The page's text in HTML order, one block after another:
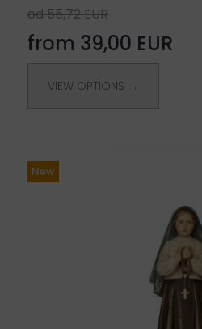
od 55,72 EUR
from 39,00 EUR
VIEW OPTIONS →
New